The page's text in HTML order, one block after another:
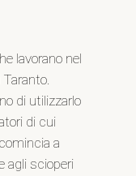
lavorano nel
di utilizzarlo
di cui
a
agli scioperi